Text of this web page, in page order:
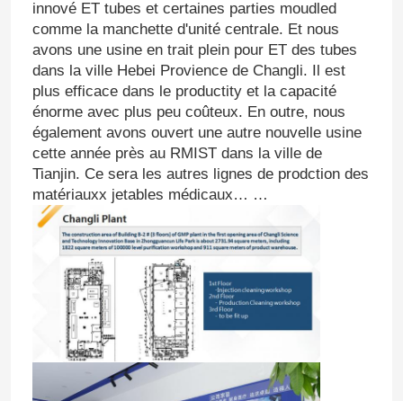
innové ET tubes et certaines parties moudled
comme la manchette d'unité centrale. Et nous
avons une usine en trait plein pour ET des tubes
dans la ville Hebei Provience de Changli. Il est
plus efficace dans le productity et la capacité
énorme avec plus peu coûteux. En outre, nous
également avons ouvert une autre nouvelle usine
cette année près au RMIST dans la ville de
Tianjin. Ce sera les autres lignes de prodction des
matériauxx jetables médicaux… …